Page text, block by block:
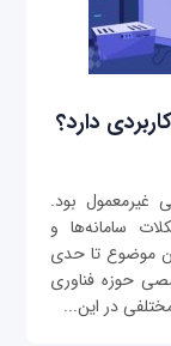
دارد؟
غیرمعمول بود.
سامانه‌ها و
موضوع تا حدی
حوزه فناوری
در این...